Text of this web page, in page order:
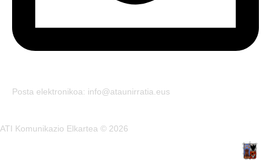
Posta elektronikoa: info@ataunirratia.eus
ATI Komunikazio Elkartea © 2026